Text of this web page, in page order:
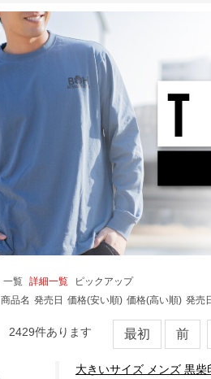
一覧 詳細一覧
ピックアップ
商品名 発売日 価格(安い順) 価格(高い順) 発売
2429件あります 最初 前
大きいサイズ メンズ 黒